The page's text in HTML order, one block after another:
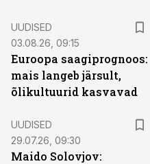
UUDISED
03.08.26, 09:15
Euroopa saagiprognoos:
mais langeb järsult,
õlikultuurid kasvavad
UUDISED
29.07.26, 09:30
Maido Solovjov: